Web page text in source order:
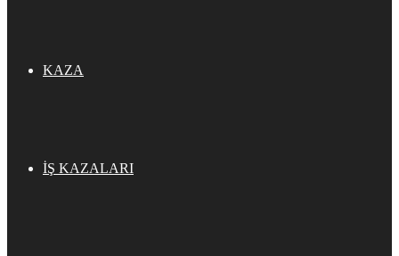
KAZA
İŞ KAZALARI